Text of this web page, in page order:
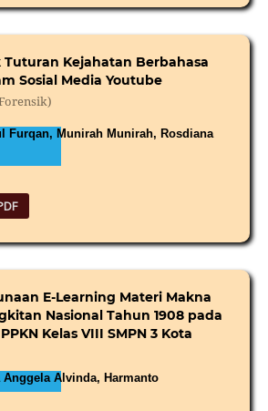
Kejahatan Berbahasa
Sosial Media Youtube
Furqan, Munirah Munirah, Rosdiana
E-Learning Materi Makna
Nasional Tahun 1908 pada
Kelas VIII SMPN 3 Kota
Alvinda, Harmanto